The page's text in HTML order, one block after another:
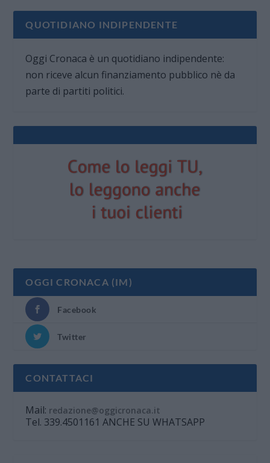
QUOTIDIANO INDIPENDENTE
Oggi Cronaca è un quotidiano indipendente:
non riceve alcun finanziamento pubblico nè da
parte di partiti politici.
OGGI CRONACA (IM)
Facebook
Twitter
CONTATTACI
Mail: redazione@oggicronaca.it
Tel. 339.4501161 ANCHE SU WHATSAPP